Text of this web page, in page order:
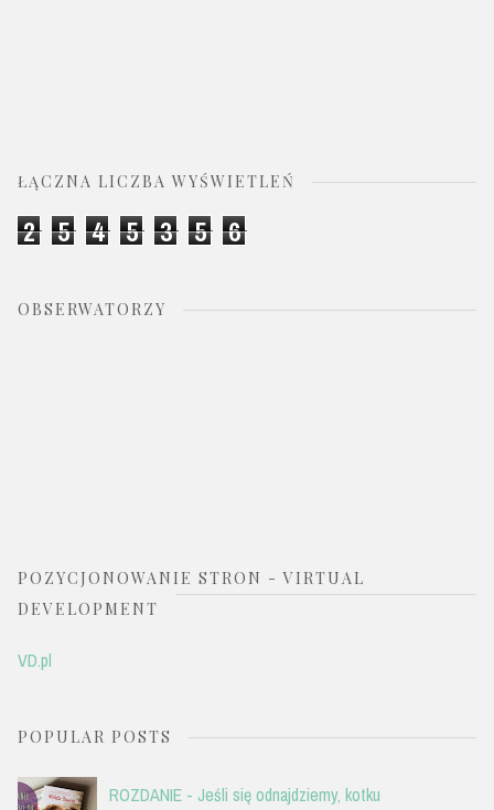
ŁĄCZNA LICZBA WYŚWIETLEŃ
2 5 4 5 3 5 6
OBSERWATORZY
POZYCJONOWANIE STRON - VIRTUAL
DEVELOPMENT
VD.pl
POPULAR POSTS
ROZDANIE - Jeśli się odnajdziemy, kotku